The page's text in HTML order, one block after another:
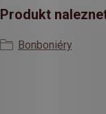
Produkt
Bonboniéry